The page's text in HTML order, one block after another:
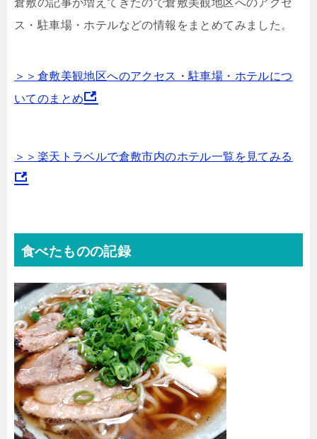
倉敷の記事が増えてきたので倉敷美観地区へのアクセ
ス・駐車場・ホテルなどの情報をまとめてみました。
＞＞倉敷美観地区へのアクセス・駐車場・ホテルにつ
いてのまとめ
＞＞楽天トラベルで倉敷市内のホテル一覧を見てみる
食べたものの記録